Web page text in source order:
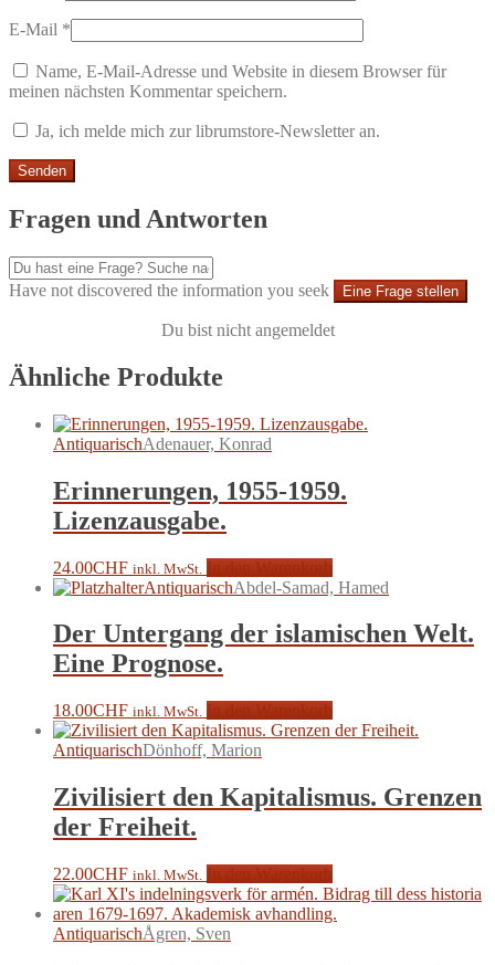
E-Mail *
Name, E-Mail-Adresse und Website in diesem Browser für
meinen nächsten Kommentar speichern.
Ja, ich melde mich zur librumstore-Newsletter an.
Fragen und Antworten
Have not discovered the information you seek Eine Frage stellen
Du bist nicht angemeldet
Ähnliche Produkte
AntiquarischAdenauer, Konrad
Erinnerungen, 1955-1959.
Lizenzausgabe.
24.00CHF inkl. MwSt.
AntiquarischAbdel-Samad, Hamed
Der Untergang der islamischen Welt.
Eine Prognose.
18.00CHF inkl. MwSt.
AntiquarischDönhoff, Marion
Zivilisiert den Kapitalismus. Grenzen
der Freiheit.
22.00CHF inkl. MwSt.
AntiquarischÅgren, Sven